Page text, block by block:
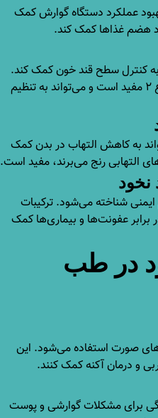
عملکرد دستگاه گوارش کمک
هضم غذاها کمک کند.
کنترل سطح قند خون کمک کند.
این خاصیت به ویژه برای افراد مبتلا به دیابت نوع ۲ مفید است و می‌تواند به تنظیم
به کاهش التهاب در بدن کمک
التهابی رنج می‌برند، مفید است.
شناخته می‌شود. ترکیبات
برابر عفونت‌ها و بیماری‌ها کمک
در طب
صورت استفاده می‌شود. این
و درمان آکنه کمک کنند.
برای مشکلات گوارشی و پوست